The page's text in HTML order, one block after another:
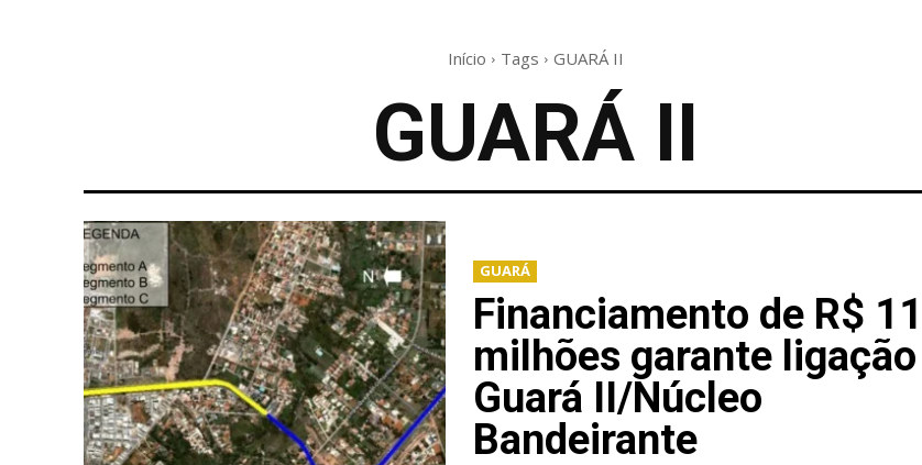
Início Tags GUARÁ II
GUARÁ II
GUARÁ
Financiamento de R$ 11
milhões garante ligação
Guará II/Núcleo
Bandeirante